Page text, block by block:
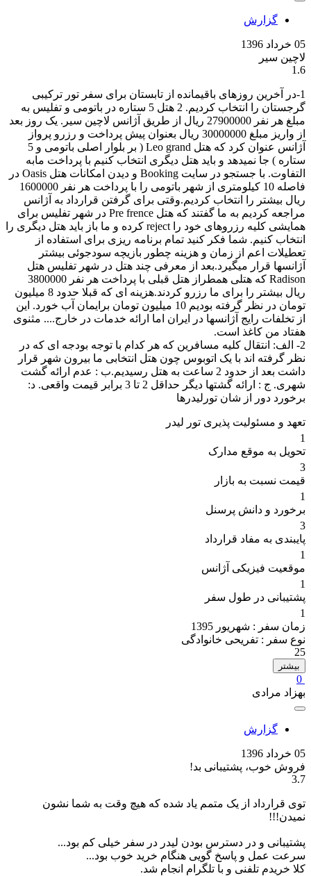
گزارش
05 خرداد 1396
لاچین سیر
1.6
1-در آخرین روزهای باقیمانده از تابستان برای سفر تور ترکیبی
گرجستان را انتخاب کردیم. 2 هتل 5 ستاره در باتومی و تفلیس به
مبلغ هر نفر 27900000 ریال از طریق آژانس لاچین سیر. یک روز بعد
از واریز مبلغ 30000000 ریال بعنوان پیش پرداخت و رزرو پرواز
آژانس عنوان کرد که هتل Leo grand ( بر بلوار اصلی باتومی و 5
ستاره ) جا نمیدهد و باید هتل دیگری انتخاب کنیم با پرداخت مابه
التفاوت. با جستجو در سایت Booking و دیدن امکانات هتل Oasis در
فاصله 10 کیلومتری از شهر باتومی را با پرداخت هر نفر 1600000
ریال بیشتر را انتخاب کردیم.وقتی برای گرفتن قرارداد به آژانس
مراجعه کردیم به ما گفتند که هتل Pre frence در شهر تفلیس برای
همایشی کلیه رزروهای خود را reject کرده و ما باز باید هتل دیگری را
انتخاب کنیم. شما فکر کنید تمام برنامه ریزی برای استفاده از
تعطیلات اعم از زمان و هزینه چطور بازیچه سودجوئی بیشتر
آژانسها قرار میگیرد.بعد از معرفی چند هتل در شهر تفلیس هتل
Radison که هتلی همطراز هتل قبلی با پرداخت هر نفر 3800000
ریال بیشتر را برای ما رزرو کردند.هزینه ای که قبلا حدود 8 میلیون
تومان در نظر گرفته بودیم 10 میلیون تومان برایمان آب خورد. این
از تخلفات رایج آژانسها در ایران اما ارائه خدمات در خارج.... مثنوی
هفتاد من کاغذ است.
2- الف: انتقال کلیه مسافرین که هر کدام با توجه بودجه ای که در
نظر گرفته اند با یک اتوبوس چون هتل انتخابی ما بیرون شهر قرار
داشت بعد از حدود 2 ساعت به هتل رسیدیم.ب : عدم ارائه گشت
شهری. ج : ارائه گشتها دیگر حداقل 2 تا 3 برابر قیمت واقعی. د:
برخورد دور از شان تورلیدرها
تعهد و مسئولیت پذیری تور لیدر
1
تحویل به موقع مدارک
3
قیمت نسبت به بازار
1
برخورد و دانش پرسنل
3
پایبندی به مفاد قرارداد
1
موقعیت فیزیکی آژانس
1
پشتیبانی در طول سفر
1
زمان سفر : شهریور 1395
نوع سفر : تفریحی خانوادگی
25
بیشتر
0
بهزاد مرادی
گزارش
05 خرداد 1396
فروش خوب، پشتیبانی بد!
3.7
توی قرارداد از یک متمم یاد شده که هیچ وقت به شما نشون
نمیدن!!!
پشتیبانی و در دسترس بودن لیدر در سفر خیلی کم بود...
سرعت عمل و پاسخ گویی هنگام خرید خوب بود...
کلا خریدم تلفنی و با تلگرام انجام شد.